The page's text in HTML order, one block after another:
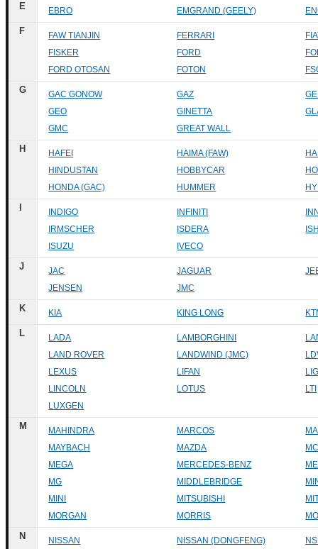
E EBRO EMGRAND (GEELY)
F FAW TIANJIN FERRARI
FISKER
FORD
FORD OTOSAN
FOTON
G GAC GONOW GAZ
GEO
GINETTA
GMC
GREAT WALL
H HAFEI HAIMA (FAW)
HINDUSTAN
HOBBYCAR
HONDA (GAC)
HUMMER
INDIGO INFINITI
IRMSCHER
ISDERA
ISUZU
IVECO
J JAC JAGUAR
JENSEN
JMC
K KIA KING LONG
L LADA LAMBORGHINI
LAND ROVER
LANDWIND (JMC)
LEXUS
LIFAN
LINCOLN
LOTUS
LTI
LUXGEN
M MAHINDRA MARCOS
MAYBACH
MAZDA
MEGA
MERCEDES-BENZ
MG
MIDDLEBRIDGE
MINI
MITSUBISHI
MORGAN
MORRIS
N NISSAN NISSAN (DONGFENG)